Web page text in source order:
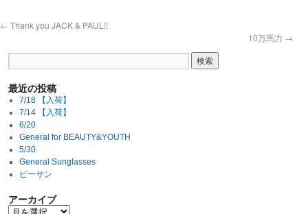
← Thank you JACK & PAUL!!
10万馬力 →
最近の投稿
7/18 【入荷】
7/14 【入荷】
6/20
General for BEAUTY&YOUTH
5/30
General Sunglasses
ビーサン
アーカイブ